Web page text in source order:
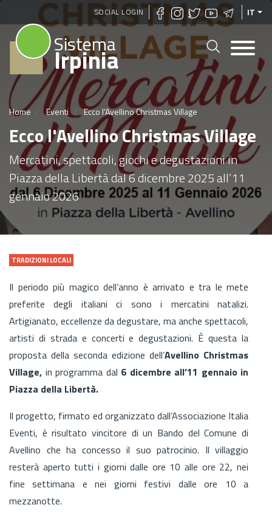
Salta
al
contenuto
principale
SOCIAL LOGIN IT
Sistema
Irpinia
Home Eventi Ecco l'Avellino Christmas Village
Ecco l'Avellino Christmas Village
Mercatini, spettacoli, giochi e degustazioni in
Piazza della Libertà dal 6 dicembre 2025 all’11
gennaio 2026
TRADIZIONI LOCALI
Il periodo più magico dell’anno è arrivato e tra le mete
preferite degli italiani ci sono i mercatini natalizi.
Artigianato, eccellenze da degustare, ma anche spettacoli,
artisti di strada e concerti e degustazioni. È questa la
proposta della seconda edizione dell’Avellino Christmas
Village, in programma dal 6 dicembre all’11 gennaio in
Piazza della Libertà.
Il progetto, firmato ed organizzato dall’Associazione Italia
Eventi, è risultato vincitore di un Bando del Comune di
Avellino che ha concesso il suo patrocinio. Il villaggio
resterà aperto tutti i giorni dalle ore 10 alle ore 22, nei
fine settimana e nei giorni festivi dalle ore 10 a
mezzanotte.